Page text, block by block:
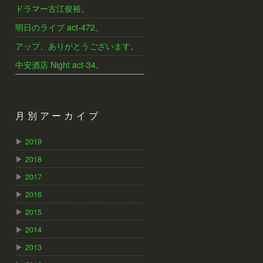
ドラマー古江俊裕。
明日のライブ act-472。
アップ、ありがとうございます。
中安酒店 Night act-34。
月別アーカイブ
▶ 2019
▶ 2018
▶ 2017
▶ 2016
▶ 2015
▶ 2014
▶ 2013